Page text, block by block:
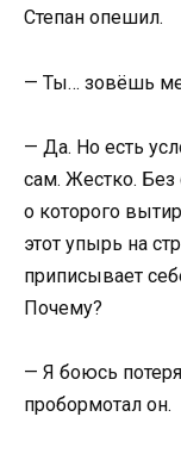
Степан опешил.
— Ты… зовёшь
— Да. Но есть
сам. Жестко.
о которого
этот упырь на
приписывает
Почему?
— Я боюсь
пробормотал он.